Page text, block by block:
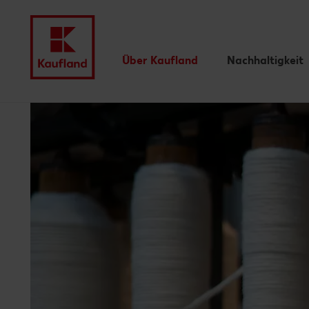
Menü
Über Kaufland
Kaufland-Eigenmarken
Nachhaltigkeit
Unsere